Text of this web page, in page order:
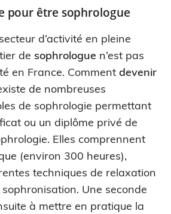
pour être sophrologue
d’activité en pleine
de sophrologue n’est pas
en France. Comment devenir
de nombreuses
de sophrologie permettant
ou un diplôme privé de
Elles comprennent
(environ 300 heures),
techniques de relaxation
Une seconde
à mettre en pratique la